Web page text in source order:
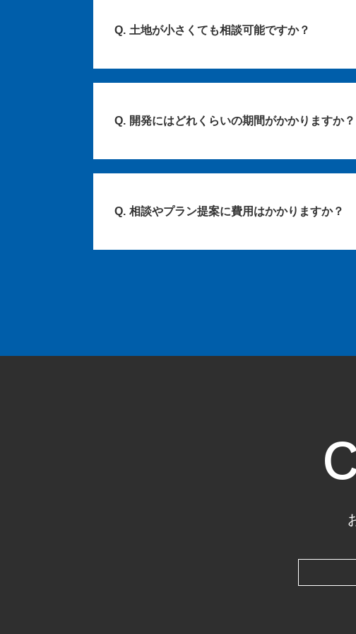
土地が小さくても相談可能ですか？
開発にはどれくらいの期間がかかりますか？
相談やプラン提案に費用はかかりますか？